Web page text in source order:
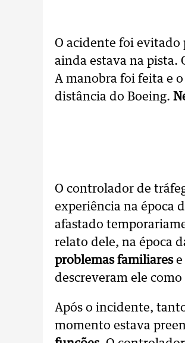
O acidente foi evitado
ainda estava na pista.
A manobra foi feita e
distância do Boeing.
O controlador de
experiência na época
afastado
relato dele, na época
problemas familiarese
descreveram ele
Após o incidente,
momento estava